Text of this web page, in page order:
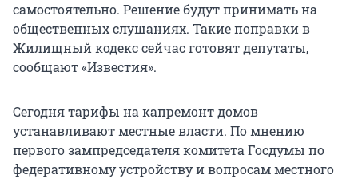
самостоятельно. Решение будут принимать на
общественных слушаниях. Такие поправки в
Жилищный кодекс сейчас готовят депутаты,
сообщают «Известия».
Сегодня тарифы на капремонт домов
устанавливают местные власти. По мнению
первого зампредседателя комитета Госдумы по
федеративному устройству и вопросам местного